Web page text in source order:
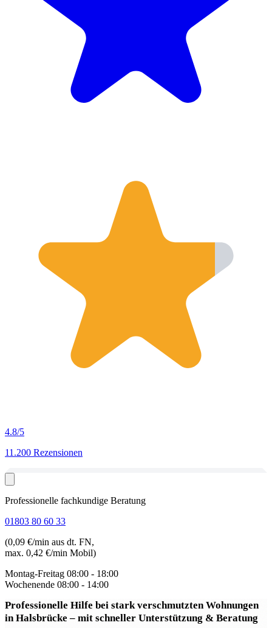
4.8/5
11.200 Rezensionen
Professionelle fachkundige Beratung
01803 80 60 33
(0,09 €/min aus dt. FN,
max. 0,42 €/min Mobil)
Montag-Freitag 08:00 - 18:00
Wochenende 08:00 - 14:00
Professionelle Hilfe bei stark verschmutzten Wohnungen
in Halsbrücke– mit schneller Unterstützung & Beratung